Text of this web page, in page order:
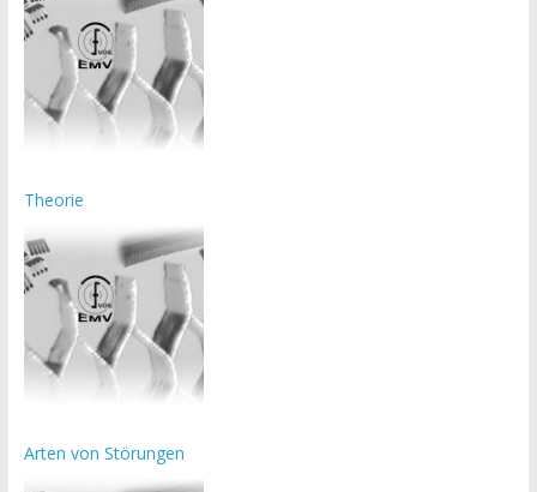
Theorie
Arten von Störungen